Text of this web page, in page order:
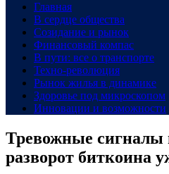
Главная
В сердце общества
Созидание и рынок
Финансовый компас
В пути: все о транспорте
Техно-революция
Рынок жилья в динамике
Здоровье под микроскопом
Инновации и возможности
Тревожные сигналы
разворот биткоина